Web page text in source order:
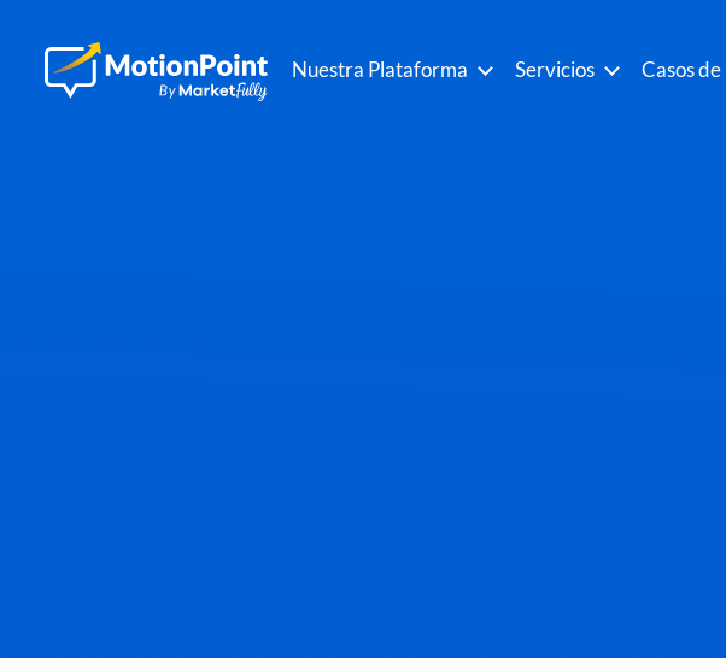
Nuestra Plataforma Servicios Casos de